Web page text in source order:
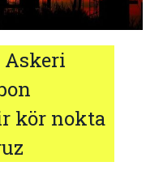
Askeri
kör nokta